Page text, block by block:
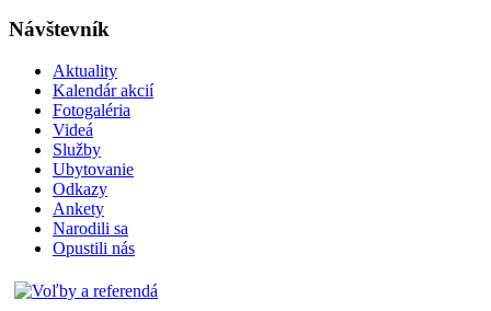
Návštevník
Aktuality
Kalendár akcií
Fotogaléria
Videá
Služby
Ubytovanie
Odkazy
Ankety
Narodili sa
Opustili nás